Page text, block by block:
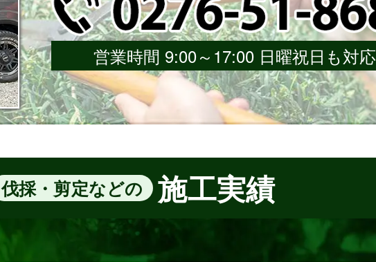
営業時間 9:00～17:00 日曜祝日も対応
伐採・剪定などの 施工実績